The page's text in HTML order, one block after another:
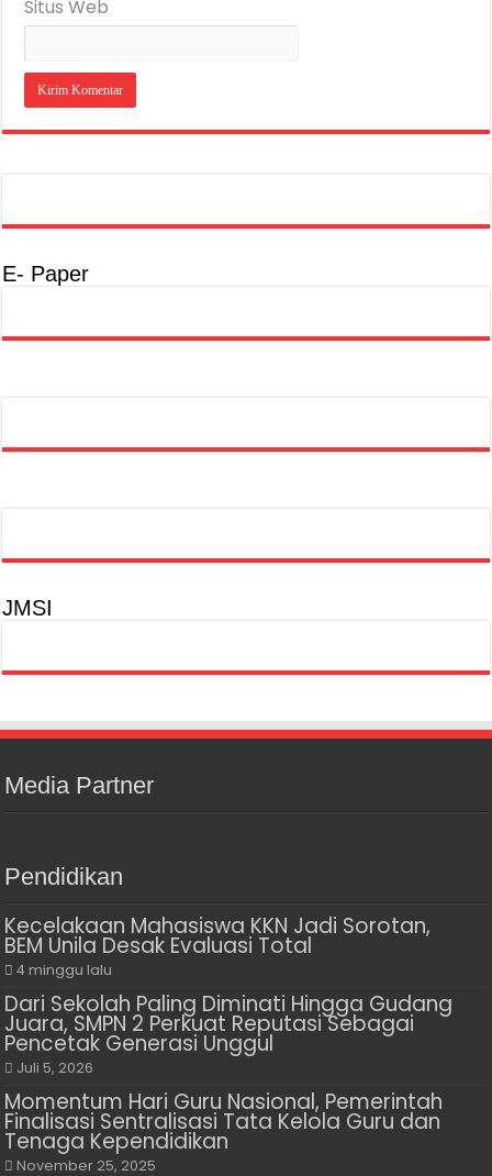
Situs Web
E- Paper
JMSI
Media Partner
Pendidikan
Kecelakaan Mahasiswa KKN Jadi Sorotan,
BEM Unila Desak Evaluasi Total
4 minggu lalu
Dari Sekolah Paling Diminati Hingga Gudang
Juara, SMPN 2 Perkuat Reputasi Sebagai
Pencetak Generasi Unggul
Juli 5, 2026
Momentum Hari Guru Nasional, Pemerintah
Finalisasi Sentralisasi Tata Kelola Guru dan
Tenaga Kependidikan
November 25, 2025